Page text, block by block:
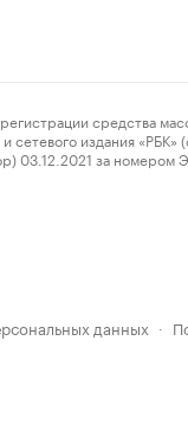
средства
издания «РБК»
03.12.2021 за
данных ·